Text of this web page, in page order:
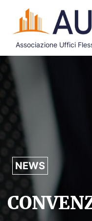
Associazione Uffici
NEWS